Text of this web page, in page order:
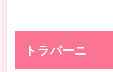
トラパーニ